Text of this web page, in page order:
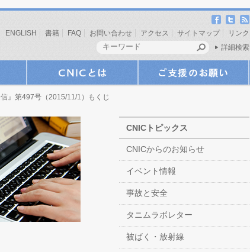
ENGLISH 書籍 FAQ お問い合わせ アクセス サイトマップ
リンク
詳細検索
』第497号（2015/11/1）もくじ
CNICトピックス
CNICからのお知らせ
イベント情報
事故と安全
タニムラボレター
被ばく・放射線